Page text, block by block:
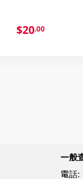
$20.00
一般
電話: